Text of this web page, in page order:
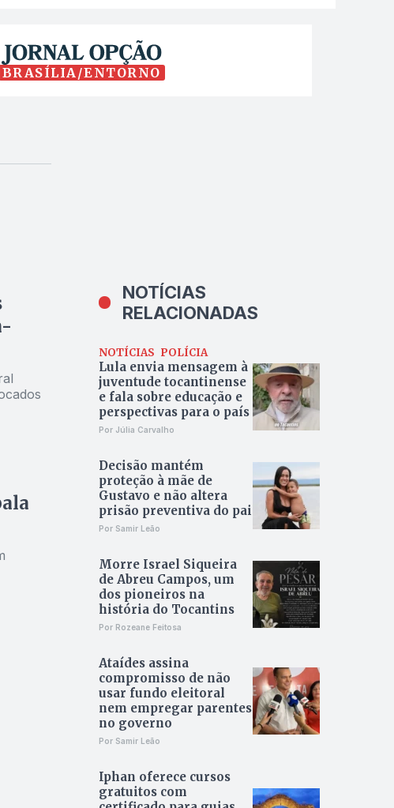
BRASÍLIA/ENTORNO
NOTÍCIAS
RELACIONADAS
NOTÍCIAS POLÍCIA
Lula envia mensagem à
juventude tocantinense
e fala sobre educação e
perspectivas para o país
Por Júlia Carvalho
Decisão mantém
proteção à mãe de
Gustavo e não altera
prisão preventiva do pai
Por Samir Leão
Morre Israel Siqueira
de Abreu Campos, um
dos pioneiros na
história do Tocantins
Por Rozeane Feitosa
Ataídes assina
compromisso de não
usar fundo eleitoral
nem empregar parentes
no governo
Por Samir Leão
Iphan oferece cursos
gratuitos com